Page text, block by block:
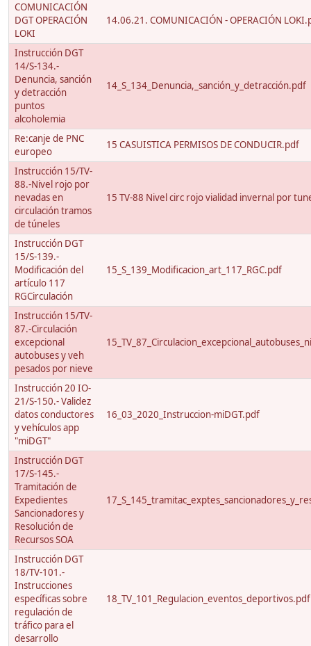
COMUNICACIÓN
DGT OPERACIÓN
LOKI
14.06.21. COMUNICACIÓN - OPERACIÓN
Instrucción DGT
14/S-134.-
Denuncia, sanción
y detracción
puntos
alcoholemia
14_S_134_Denuncia,_sanción_y_detracción.pdf
Re:canje de PNC
europeo
15 CASUISTICA PERMISOS DE CONDUCIR.pdf
Instrucción 15/TV-
88.-Nivel rojo por
nevadas en
circulación tramos
de túneles
15 TV-88 Nivel circ rojo vialidad invernal por
Instrucción DGT
15/S-139.-
Modificación del
artículo 117
RGCirculación
15_S_139_Modificacion_art_117_RGC.pdf
Instrucción 15/TV-
87.-Circulación
excepcional
autobuses y veh
pesados por nieve
Instrucción 20 IO-
21/S-150.- Validez
datos conductores
y vehículos app
"miDGT"
16_03_2020_Instruccion-miDGT.pdf
Instrucción DGT
17/S-145.-
Tramitación de
Expedientes
Sancionadores y
Resolución de
Recursos SOA
Instrucción DGT
18/TV-101.-
Instrucciones
específicas sobre
regulación de
tráfico para el
desarrollo
18_TV_101_Regulacion_eventos_deportivos.pdf